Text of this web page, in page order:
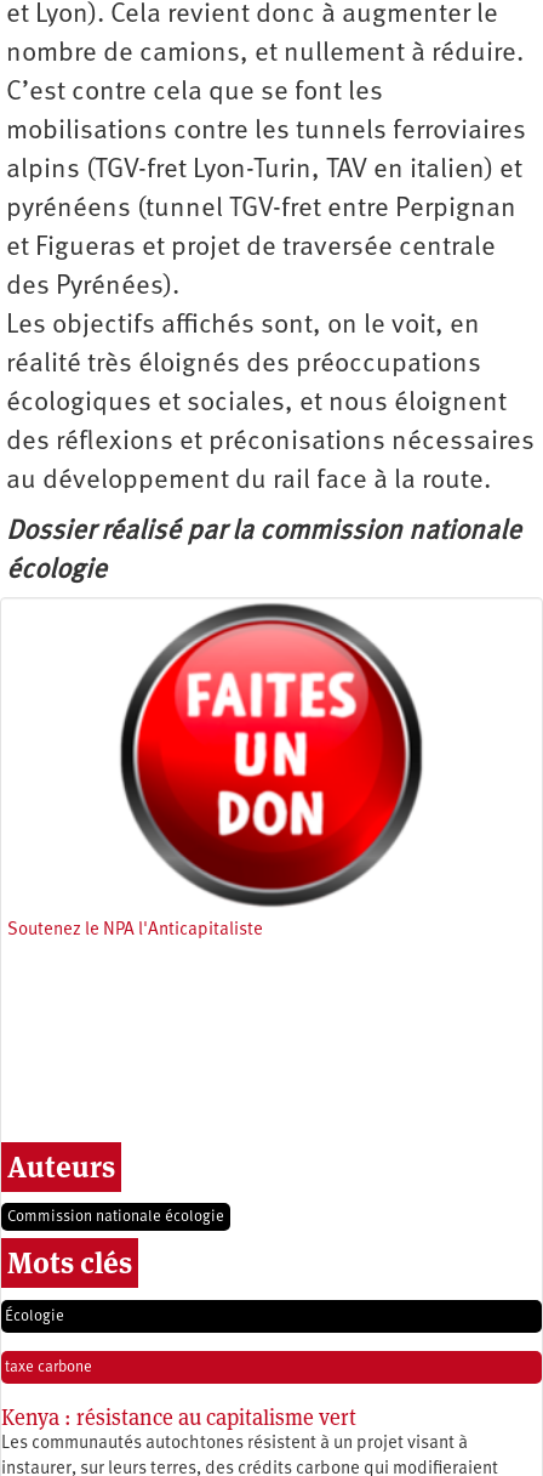
et Lyon). Cela revient donc à augmenter le
nombre de camions, et nullement à réduire.
C’est contre cela que se font les
mobilisations contre les tunnels ferroviaires
alpins (TGV-fret Lyon-Turin, TAV en italien) et
pyrénéens (tunnel TGV-fret entre Perpignan
et Figueras et projet de traversée centrale
des Pyrénées).
Les objectifs affichés sont, on le voit, en
réalité très éloignés des préoccupations
écologiques et sociales, et nous éloignent
des réflexions et préconisations nécessaires
au développement du rail face à la route.
Dossier réalisé par la commission nationale
écologie
Soutenez le NPA l'Anticapitaliste
Auteurs
Commission nationale écologie
Mots clés
Écologie
taxe carbone
Kenya : résistance au capitalisme vert
Les communautés autochtones résistent à un projet visant à
instaurer, sur leurs terres, des crédits carbone qui modifieraient